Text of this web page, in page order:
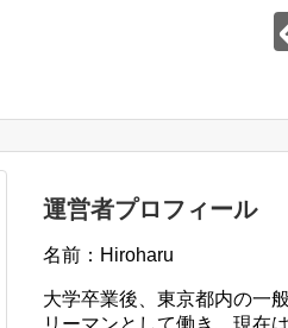
運営者プロフィール
名前：Hiroharu
大学卒業後、東京都内の一